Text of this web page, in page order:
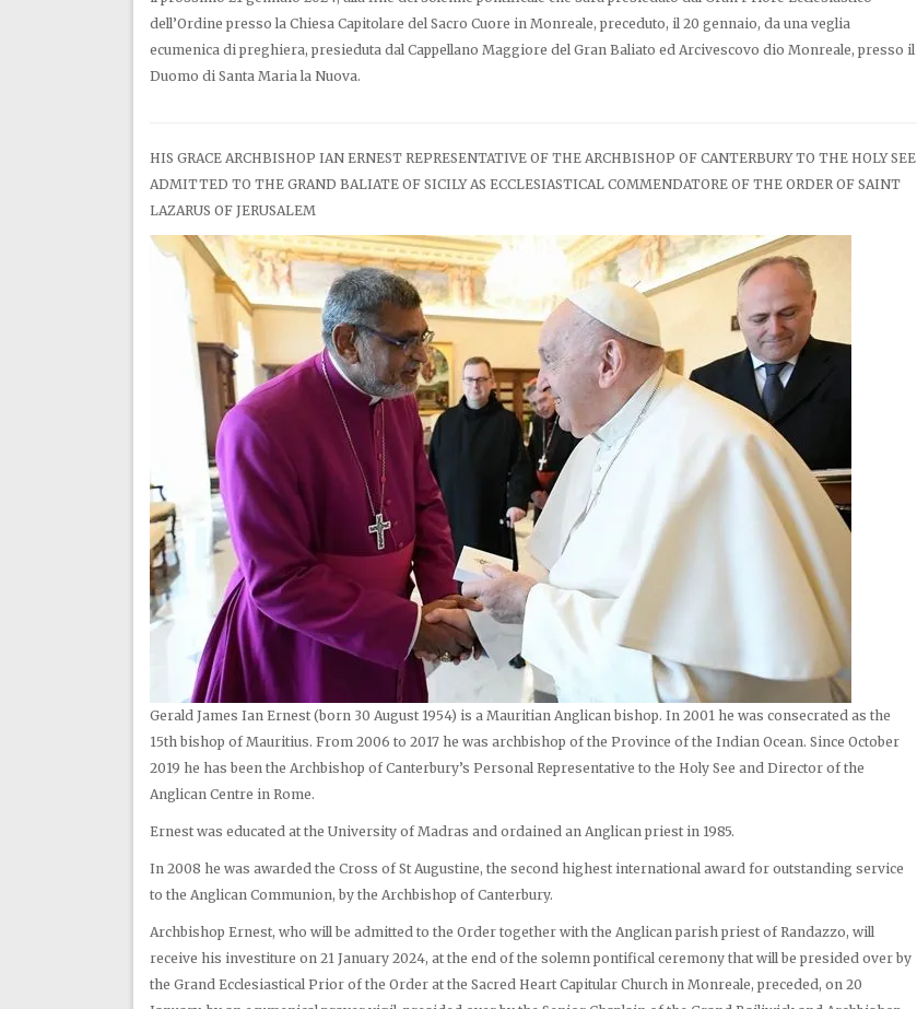
dell’Ordine presso la Chiesa Capitolare del Sacro Cuore in Monreale, preceduto, il 20 gennaio, da una veglia
ecumenica di preghiera, presieduta dal Cappellano Maggiore del Gran Baliato ed Arcivescovo dio Monreale, presso il
Duomo di Santa Maria la Nuova.
HIS GRACE ARCHBISHOP IAN ERNEST REPRESENTATIVE OF THE ARCHBISHOP OF CANTERBURY TO THE HOLY SEE
ADMITTED TO THE GRAND BALIATE OF SICILY AS ECCLESIASTICAL COMMENDATORE OF THE ORDER OF SAINT
LAZARUS OF JERUSALEM
Gerald James Ian Ernest (born 30 August 1954) is a Mauritian Anglican bishop. In 2001 he was consecrated as the
15th bishop of Mauritius. From 2006 to 2017 he was archbishop of the Province of the Indian Ocean. Since October
2019 he has been the Archbishop of Canterbury’s Personal Representative to the Holy See and Director of the
Anglican Centre in Rome.
Ernest was educated at the University of Madras and ordained an Anglican priest in 1985.
In 2008 he was awarded the Cross of St Augustine, the second highest international award for outstanding service
to the Anglican Communion, by the Archbishop of Canterbury.
Archbishop Ernest, who will be admitted to the Order together with the Anglican parish priest of Randazzo, will
receive his investiture on 21 January 2024, at the end of the solemn pontifical ceremony that will be presided over by
the Grand Ecclesiastical Prior of the Order at the Sacred Heart Capitular Church in Monreale, preceded, on 20